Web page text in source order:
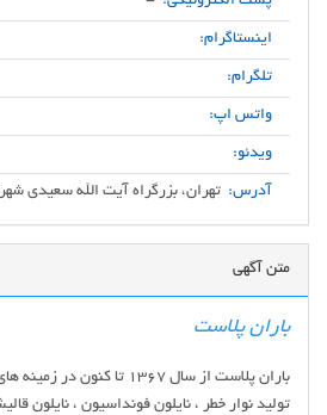
اینستاگرام:
تلگرام:
واتس اپ:
ویدئو:
آدرس: تهران، بزرگراه آیت الله سعیدی
متن آگهی
باران پلاست
باران پلاست از سال ۱۳۶۷ تا
تولید نوار خطر ، نایلون فونداسیون ، نایلون